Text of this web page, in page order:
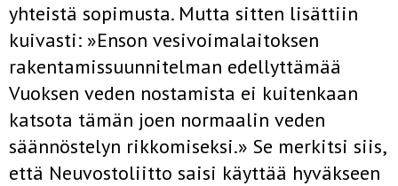
yhteistä sopimusta. Mutta sitten lisättiin
kuivasti: »Enson vesivoimalaitoksen
rakentamissuunnitel­man edellyttämää
Vuoksen veden nostamista ei kuitenkaan
katsota tämän joen normaalin veden
säännöstelyn rikkomiseksi.» Se merkitsi siis,
että Neuvostoliitto saisi käyttää hyväkseen